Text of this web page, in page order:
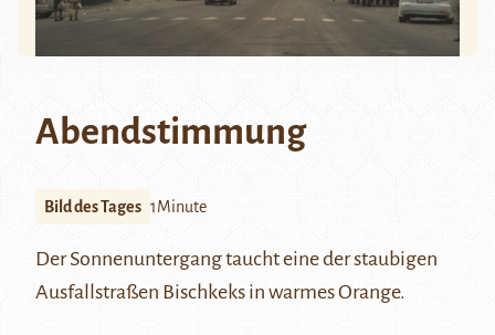
Abendstimmung
Bild des Tages 1Minute
Der Sonnenuntergang taucht eine der staubigen
Ausfallstraßen Bischkeks in warmes Orange.